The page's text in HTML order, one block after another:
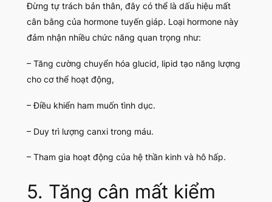
Đừng tự trách bản thân, đây có thể là dấu hiệu mất
cân bằng của hormone tuyến giáp. Loại hormone này
đảm nhận nhiều chức năng quan trọng như:
– Tăng cường chuyển hóa glucid, lipid tạo năng lượng
cho cơ thể hoạt động,
– Điều khiển ham muốn tình dục.
– Duy trì lượng canxi trong máu.
– Tham gia hoạt động của hệ thần kinh và hô hấp.
5. Tăng cân mất kiểm